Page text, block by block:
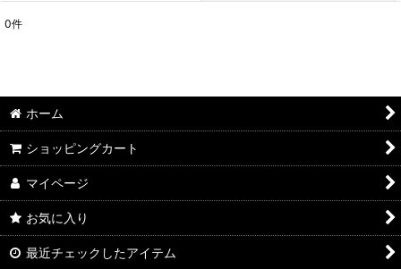
並び順:
0件
ホーム
ショッピングカート
マイページ
お気に入り
最近チェックしたアイテム